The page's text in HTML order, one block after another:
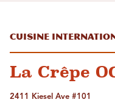
Cuisine
La Crêpe
2411 Kiesel Ave #101